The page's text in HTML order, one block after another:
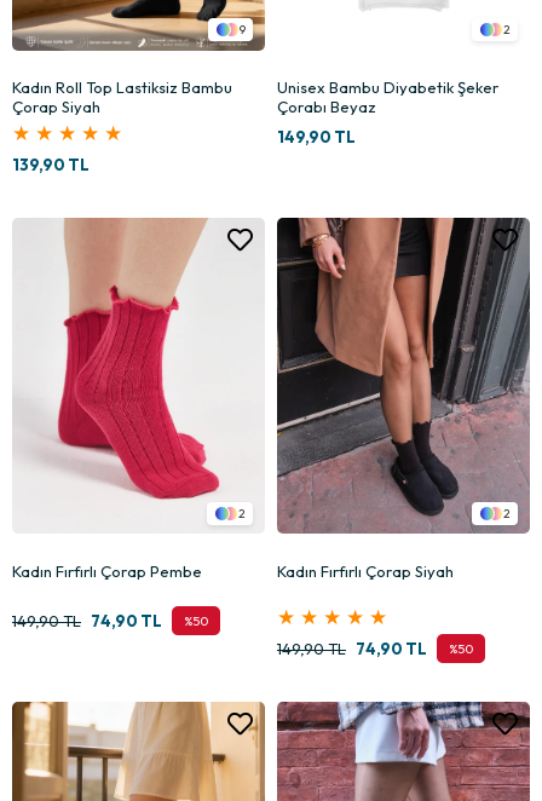
9
Kadın Roll Top Lastiksiz Bambu
Çorap Siyah
★ ★ ★ ★ ★
139,90 TL
2
Unisex Bambu Diyabetik Şeker
Çorabı Beyaz
149,90 TL
2
Kadın Fırfırlı Çorap Pembe
%50
74,90 TL
149,90 TL
2
Kadın Fırfırlı Çorap Siyah
★ ★ ★ ★ ★
%50
74,90 TL
149,90 TL